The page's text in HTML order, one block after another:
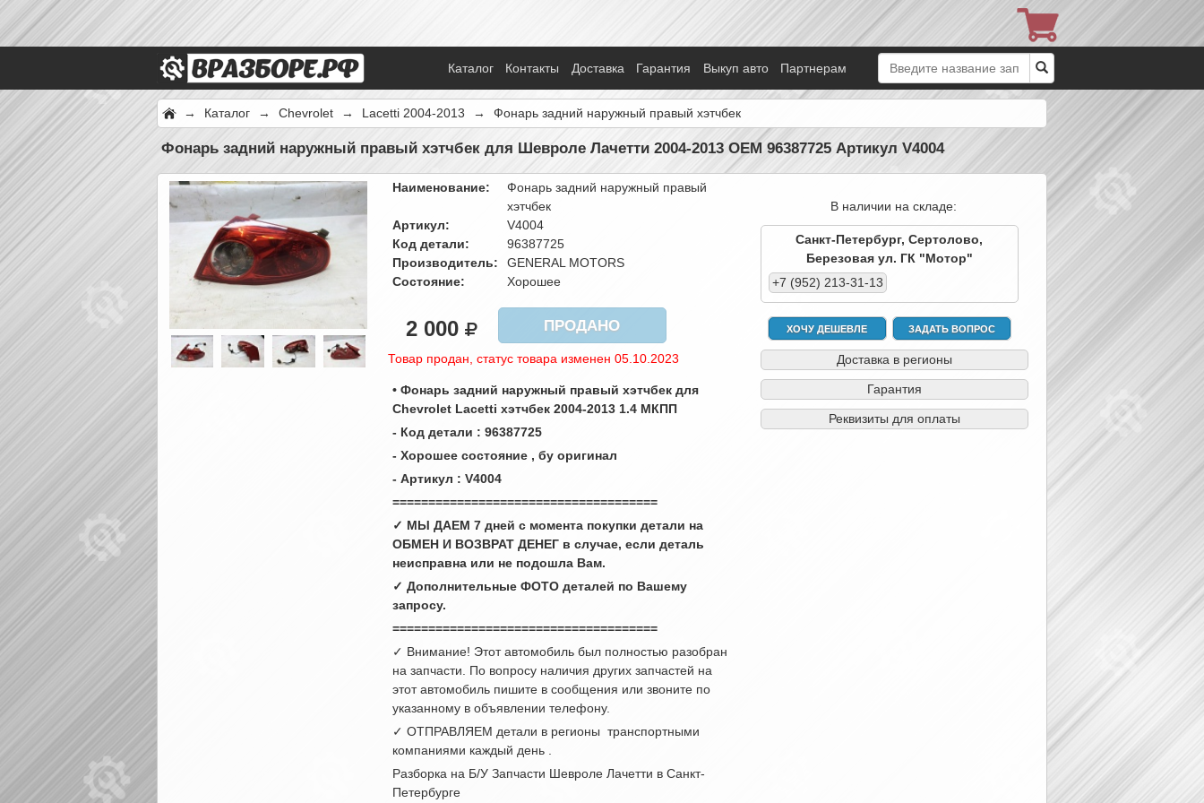
Каталог Контакты Доставка Гарантия Выкуп авто Партнерам
→ Каталог → Chevrolet → Lacetti 2004-2013 → Фонарь задний наружный правый хэтчбек
Фонарь задний наружный правый хэтчбек для Шевроле Лачетти 2004-2013 OEM 96387725 Артикул V4004
Наименование:
Фонарь задний наружный правый
хэтчбек
Артикул:
V4004
Код детали:
96387725
Производитель:
GENERAL MOTORS
Состояние:
Хорошее
2 000 ПРОДАНО
Товар продан, статус товара изменен 05.10.2023
• Фонарь задний наружный правый хэтчбек для
Chevrolet Lacetti хэтчбек 2004-2013 1.4 МКПП
- Код детали : 96387725
- Хорошее состояние , бу оригинал
- Артикул : V4004
=====================================
✓ МЫ ДАЕМ 7 дней с момента покупки детали на
ОБМЕН И ВОЗВРАТ ДЕНЕГ в случае, если деталь
неисправна или не подошла Вам.
✓ Дополнительные ФОТО деталей по Вашему
запросу.
=====================================
✓ Внимание! Этот автомобиль был полностью разобран
на запчасти. По вопросу наличия других запчастей на
этот автомобиль пишите в сообщения или звоните по
указанному в объявлении телефону.
✓ ОТПРАВЛЯЕМ детали в регионы транспортными
компаниями каждый день .
Разборка на Б/У Запчасти Шевроле Лачетти в Санкт-
Петербурге
В наличии на складе:
Санкт-Петербург, Сертолово,
Березовая ул. ГК "Мотор"
+7 (952) 213-31-13
ХОЧУ ДЕШЕВЛЕ ЗАДАТЬ ВОПРОС
Доставка в регионы
Гарантия
Реквизиты для оплаты